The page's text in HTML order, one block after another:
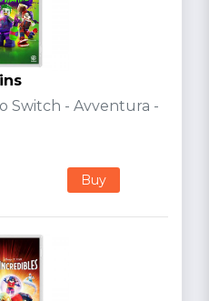
Switch - Avventura -
Buy